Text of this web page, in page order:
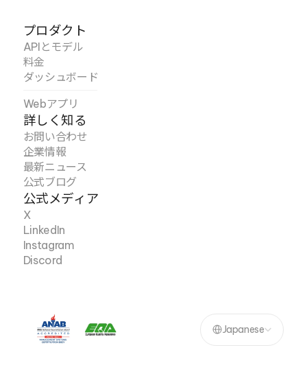
プロダクト
APIとモデル
料金
ダッシュボード
Webアプリ
詳しく知る
お問い合わせ
企業情報
最新ニュース
公式ブログ
公式メディア
X
LinkedIn
Instagram
Discord
Japanese